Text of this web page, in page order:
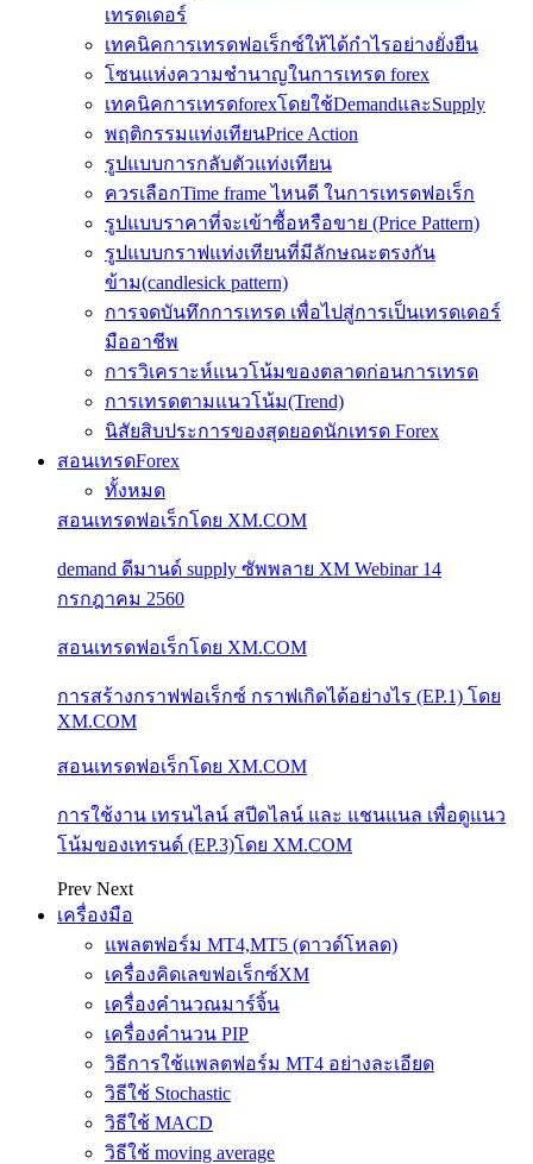
เทรดเดอร์
เทคนิคการเทรดฟอเร็กซ์ให้ได้กำไรอย่างยั่งยืน
โซนแห่งความชำนาญในการเทรด forex
เทคนิคการเทรดforexโดยใช้DemandและSupply
พฤติกรรมแท่งเทียนPrice Action
รูปแบบการกลับตัวแท่งเทียน
ควรเลือกTime frame ไหนดี ในการเทรดฟอเร็ก
รูปแบบราคาที่จะเข้าซื้อหรือขาย (Price Pattern)
รูปแบบกราฟแท่งเทียนที่มีลักษณะตรงกัน
ข้าม(candlesick pattern)
การจดบันทึกการเทรด เพื่อไปสู่การเป็นเทรดเดอร์
มืออาชีพ
การวิเคราะห์แนวโน้มของตลาดก่อนการเทรด
การเทรดตามแนวโน้ม(Trend)
นิสัยสิบประการของสุดยอดนักเทรด Forex
สอนเทรดForex
ทั้งหมด
สอนเทรดฟอเร็กโดย XM.COM
demand ดีมานด์ supply ซัพพลาย XM Webinar 14
กรกฎาคม 2560
สอนเทรดฟอเร็กโดย XM.COM
การสร้างกราฟฟอเร็กซ์ กราฟเกิดได้อย่างไร (EP.1) โดย
XM.COM
สอนเทรดฟอเร็กโดย XM.COM
การใช้งาน เทรนไลน์ สปีดไลน์ และ แชนแนล เพื่อดูแนว
โน้มของเทรนด์ (EP.3)โดย XM.COM
Prev Next
เครื่องมือ
แพลตฟอร์ม MT4,MT5 (ดาวด์โหลด)
เครื่องคิดเลขฟอเร็กซ์XM
เครื่องคำนวณมาร์จิ้น
เครื่องคำนวน PIP
วิธีการใช้แพลตฟอร์ม MT4 อย่างละเอียด
วิธีใช้ Stochastic
วิธีใช้ MACD
วิธีใช้ moving average